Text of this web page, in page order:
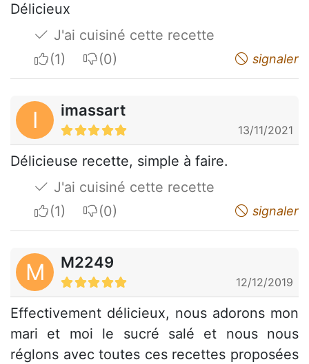
Délicieux
J'ai cuisiné cette recette
I apreciateI do not appreciate signaler
I imassart
13/11/2021
Délicieuse recette, simple à faire.
J'ai cuisiné cette recette
I apreciateI do not appreciate signaler
M M2249
12/12/2019
Effectivement délicieux, nous adorons mon
mari et moi le sucré salé et nous nous
réglons avec toutes ces recettes proposées